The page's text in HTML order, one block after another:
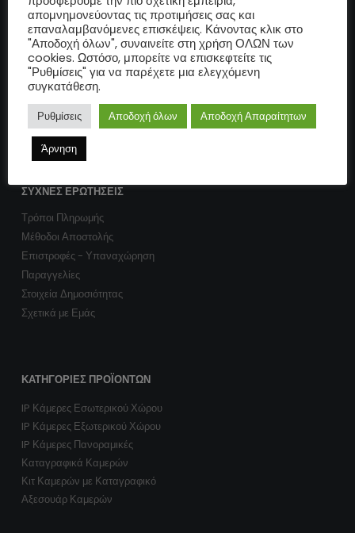
Ιστορικό Πραγγελιών
Η εταιρία μας
Όροι Χρήσης
Πολιτική cookies
Αντιμετωπίσατε κάποιο πρόβλημα;
Ηλεκτρονική πλατφόρμα επίλυσης διαφορών
ΣΥΧΝΈΣ ΕΡΩΤΉΣΕΙΣ
Τρόποι Πληρωμής
Μέθοδοι Αποστολής
Επιστροφές - Υπαναχώρηση
Παραγγελίες
Στοιχεία Δημοσιότητας
Σχετικά με Εμάς
ΚΑΤΗΓΟΡΊΕΣ ΠΡΟΪΌΝΤΩΝ
IP Κάμερες Εσωτερικού Χώρου
IP Κάμερες Εξωτερικού Χώρου
IP Κάμερες Πανοραμικές
Καταγραφικά Καμερών
Κιτ Καμερών με Καταγραφικό
Αξεσουάρ Καμερών
απομνημονεύοντας τις προτιμήσεις σας και
επαναλαμβανόμενες επισκέψεις. Κάνοντας κλικ στο
"Αποδοχή όλων", συναινείτε στη χρήση ΟΛΩΝ των
cookies. Ωστόσο, μπορείτε να επισκεφτείτε τις
"Ρυθμίσεις" για να παρέχετε μια ελεγχόμενη
συγκατάθεση.
Ρυθμίσεις Αποδοχή όλων Αποδοχή Απαραίτητων
Άρνηση